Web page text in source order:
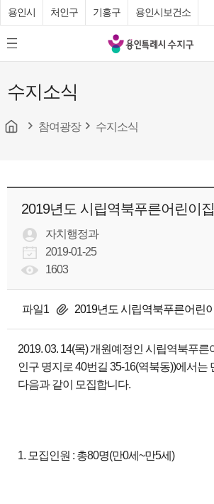
용인시 처인구 기흥구 용인시보건소
모
바
메
뉴
튼
용
인
수
청
수지소식
참여광장 수지소식
2019년도 시립역북푸른어린이
자치행정과
2019-01-25
1603
파일1 2019년도 시립역북푸른어린
2019. 03. 14(목) 개원예정인 시립역북푸른
인구 명지로 40번길 35-16(역북동))에서는
다음과 같이 모집합니다.
1. 모집인원 : 총80명(만0세~만5세)